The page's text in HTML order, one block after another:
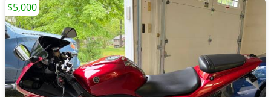
$5,000